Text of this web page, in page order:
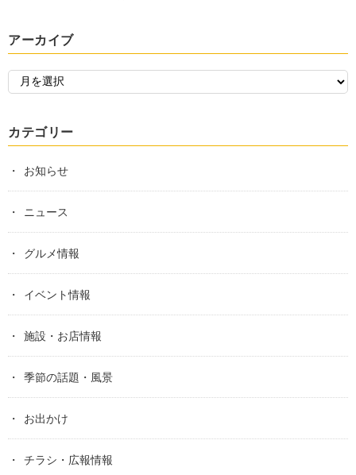
アーカイブ
カテゴリー
お知らせ
ニュース
グルメ情報
イベント情報
施設・お店情報
季節の話題・風景
お出かけ
チラシ・広報情報